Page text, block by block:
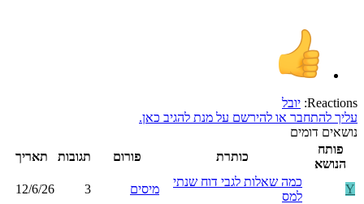
Reactions: יובל
עליך להתחבר או להירשם על מנת להגיב כאן.
נושאים דומים
פותח
הנושא
כותרת פורום תגובות תאריך
Y
כמה שאלות לגבי דוח שנתי
למס
מיסים 3
12/6/26